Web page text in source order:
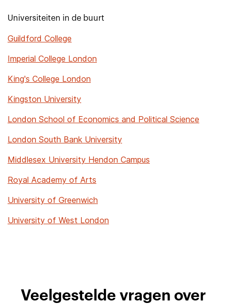
Universiteiten in de buurt
Guildford College
Imperial College London
King's College London
Kingston University
London School of Economics and Political Science
London South Bank University
Middlesex University Hendon Campus
Royal Academy of Arts
University of Greenwich
University of West London
Veelgestelde vragen over